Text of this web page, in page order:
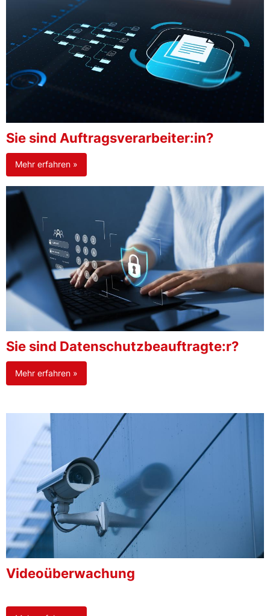
Sie sind Auftragsverarbeiter:in?
Mehr erfahren »
Sie sind Datenschutzbeauftragte:r?
Mehr erfahren »
Videoüberwachung